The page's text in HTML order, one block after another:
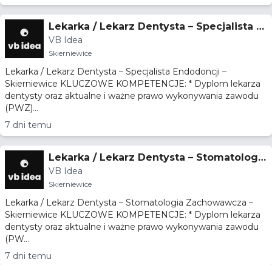
Lekarka / Lekarz Dentysta – Specjalista E
ndodoncji – Skierniewice
VB Idea
Skierniewice
Lekarka / Lekarz Dentysta – Specjalista Endodoncji –
Skierniewice KLUCZOWE KOMPETENCJE: * Dyplom lekarza
dentysty oraz aktualne i ważne prawo wykonywania zawodu
(PWZ)...
7 dni temu
Lekarka / Lekarz Dentysta – Stomatologia
Zachowawcza – Skierniewice
VB Idea
Skierniewice
Lekarka / Lekarz Dentysta – Stomatologia Zachowawcza –
Skierniewice KLUCZOWE KOMPETENCJE: * Dyplom lekarza
dentysty oraz aktualne i ważne prawo wykonywania zawodu
(PW...
7 dni temu